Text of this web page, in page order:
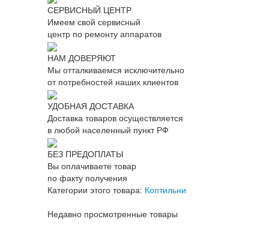
СЕРВИСНЫЙ ЦЕНТР
Имеем свой сервисный
центр по ремонту аппаратов
НАМ ДОВЕРЯЮТ
Мы отталкиваемся исключительно
от потребностей наших клиентов
УДОБНАЯ ДОСТАВКА
Доставка товаров осуществляется
в любой населенный пункт РФ
БЕЗ ПРЕДОПЛАТЫ
Вы оплачиваете товар
по факту получения
Категории этого товара: Коптильни
Недавно просмотренные товары